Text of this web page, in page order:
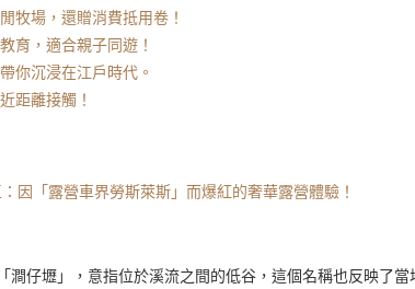
牧場，還贈消費抵用卷！
育，適合親子同遊！
你沉浸在江戶時代。
距離接觸！
因「露營車界勞斯萊斯」而爆紅的奢華露營體驗！
澗仔壢」，意指位於溪流之間的低谷，這個名稱也反映了當